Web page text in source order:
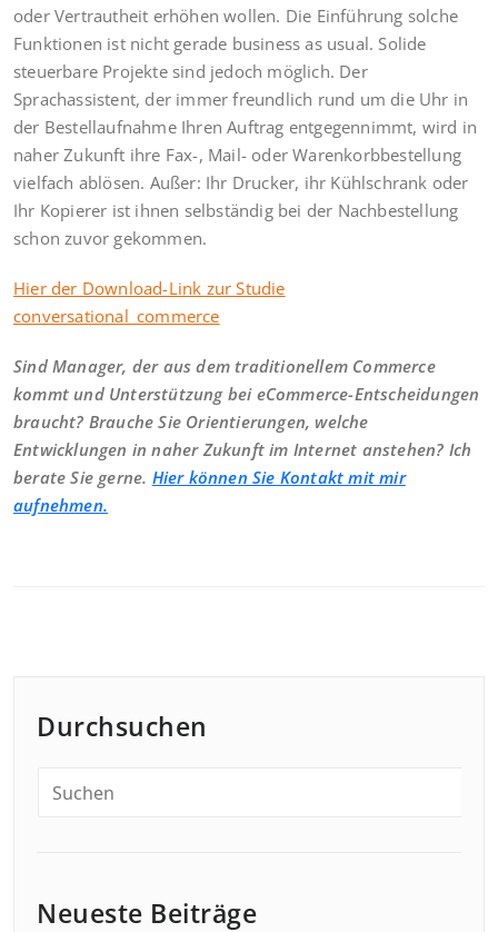
oder Vertrautheit erhöhen wollen. Die Einführung solche
Funktionen ist nicht gerade business as usual. Solide
steuerbare Projekte sind jedoch möglich. Der
Sprachassistent, der immer freundlich rund um die Uhr in
der Bestellaufnahme Ihren Auftrag entgegennimmt, wird in
naher Zukunft ihre Fax-, Mail- oder Warenkorbbestellung
vielfach ablösen. Außer: Ihr Drucker, ihr Kühlschrank oder
Ihr Kopierer ist ihnen selbständig bei der Nachbestellung
schon zuvor gekommen.
Hier der Download-Link zur Studie
conversational_commerce
Sind Manager, der aus dem traditionellem Commerce
kommt und Unterstützung bei eCommerce-Entscheidungen
braucht? Brauche Sie Orientierungen, welche
Entwicklungen in naher Zukunft im Internet anstehen? Ich
berate Sie gerne. Hier können Sie Kontakt mit mir
aufnehmen.
Durchsuchen
Neueste Beiträge